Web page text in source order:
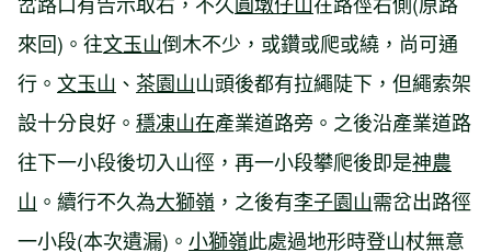
來回)。往文玉山倒木不少，或鑽或爬或繞，尚可通
行。 文玉山 、 茶園山山頭後都有拉繩陡下，但繩索架
設十分良好。 穩凍山在產業道路旁。之後沿產業道路
往下一小段後切入山徑，再一小段攀爬後即是神農
山 。續行不久為大獅嶺 ，之後有李子園山需岔出路徑
一小段(本次遺漏)。 小獅嶺此處過地形時登山杖無意